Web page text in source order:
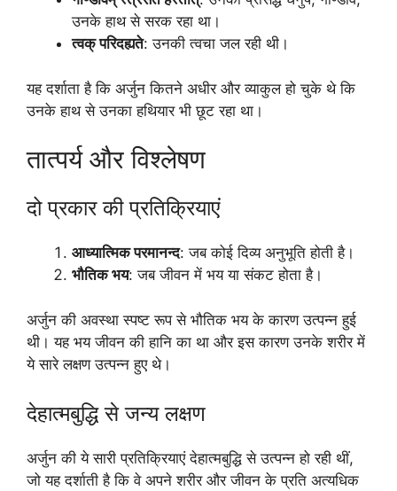
उनके हाथ से सरक रहा था।
त्वक् परिदह्यते: उनकी त्वचा जल रही थी।
यह दर्शाता है कि अर्जुन कितने अधीर और व्याकुल हो चुके थे कि
उनके हाथ से उनका हथियार भी छूट रहा था।
तात्पर्य और विश्लेषण
दो प्रकार की प्रतिक्रियाएं
आध्यात्मिक परमानन्द: जब कोई दिव्य अनुभूति होती है।
भौतिक भय: जब जीवन में भय या संकट होता है।
अर्जुन की अवस्था स्पष्ट रूप से भौतिक भय के कारण उत्पन्न हुई
थी। यह भय जीवन की हानि का था और इस कारण उनके शरीर में
ये सारे लक्षण उत्पन्न हुए थे।
देहात्मबुद्धि से जन्य लक्षण
अर्जुन की ये सारी प्रतिक्रियाएं देहात्मबुद्धि से उत्पन्न हो रही थीं,
जो यह दर्शाती है कि वे अपने शरीर और जीवन के प्रति अत्यधिक